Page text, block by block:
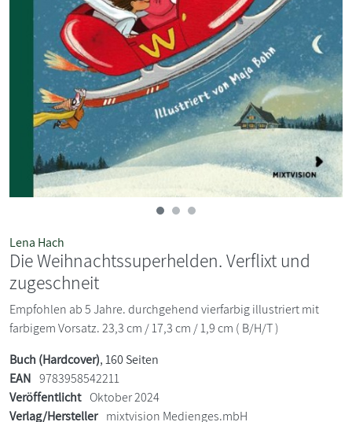
Lena Hach
Die Weihnachtssuperhelden. Verflixt und
zugeschneit
Empfohlen ab 5 Jahre. durchgehend vierfarbig illustriert mit
farbigem Vorsatz. 23,3 cm / 17,3 cm / 1,9 cm ( B/H/T )
Buch (Hardcover), 160 Seiten
EAN 9783958542211
Veröffentlicht Oktober 2024
Verlag/Hersteller mixtvision Medienges.mbH